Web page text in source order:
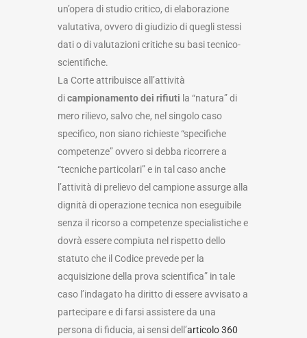
un’opera di studio critico, di elaborazione
valutativa, ovvero di giudizio di quegli stessi
dati o di valutazioni critiche su basi tecnico-
scientifiche.
La Corte attribuisce all’attività
dicampionamento dei rifiuti la “natura” di
mero rilievo, salvo che, nel singolo caso
specifico, non siano richieste “specifiche
competenze” ovvero si debba ricorrere a
“tecniche particolari” e in tal caso anche
l’attività di prelievo del campione assurge alla
dignità di operazione tecnica non eseguibile
senza il ricorso a competenze specialistiche e
dovrà essere compiuta nel rispetto dello
statuto che il Codice prevede per la
acquisizione della prova scientifica” in tale
caso l’indagato ha diritto di essere avvisato a
partecipare e di farsi assistere da una
persona di fiducia, ai sensi dell’articolo 360